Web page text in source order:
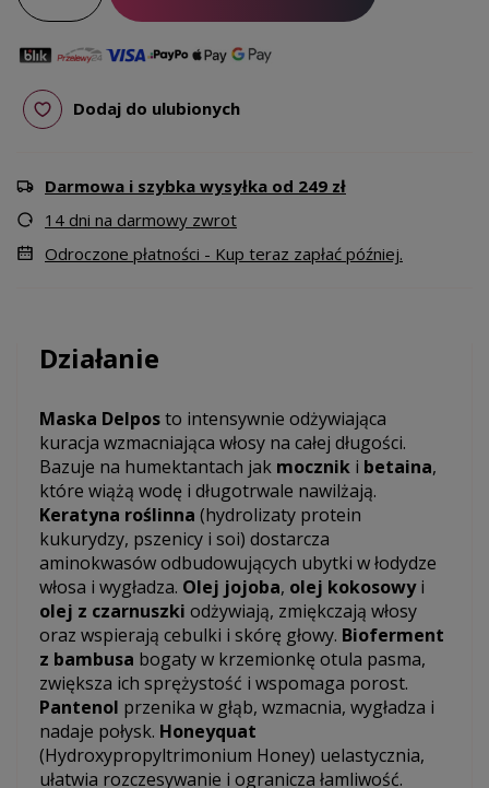
Dodaj do ulubionych
Darmowa i szybka wysyłka od 249 zł
14 dni na darmowy zwrot
Odroczone płatności - Kup teraz zapłać później.
Działanie
Maska Delposto intensywnie odżywiająca
kuracja wzmacniająca włosy na całej długości.
Bazuje na humektantach jak mocznik i betaina,
które wiążą wodę i długotrwale nawilżają.
Keratyna roślinna (hydrolizaty protein
kukurydzy, pszenicy i soi) dostarcza
aminokwasów odbudowujących ubytki w łodydze
włosa i wygładza. Olej jojoba, olej kokosowyi
olej z czarnuszki odżywiają, zmiękczają włosy
oraz wspierają cebulki i skórę głowy. Bioferment
z bambusa bogaty w krzemionkę otula pasma,
zwiększa ich sprężystość i wspomaga porost.
Pantenol przenika w głąb, wzmacnia, wygładza i
nadaje połysk. Honeyquat
(Hydroxypropyltrimonium Honey) uelastycznia,
ułatwia rozczesywanie i ogranicza łamliwość.